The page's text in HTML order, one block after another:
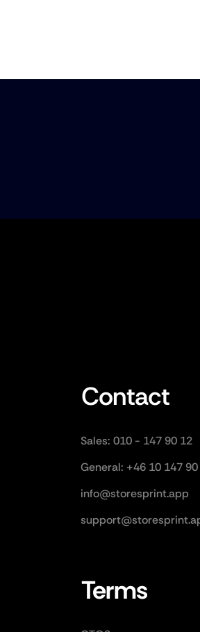
Contact
Sales: 010 - 147 90 12
General: +46 10 147
info@storesprint.app
Terms